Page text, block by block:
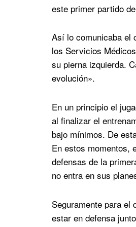
este primer partido
Así lo comunicaba el
los Servicios
su pierna izquierda.
evolución».
En un principio el
al finalizar el
bajo mínimos. De
En estos momentos,
defensas de la
no entra en sus
Seguramente para el
estar en defensa